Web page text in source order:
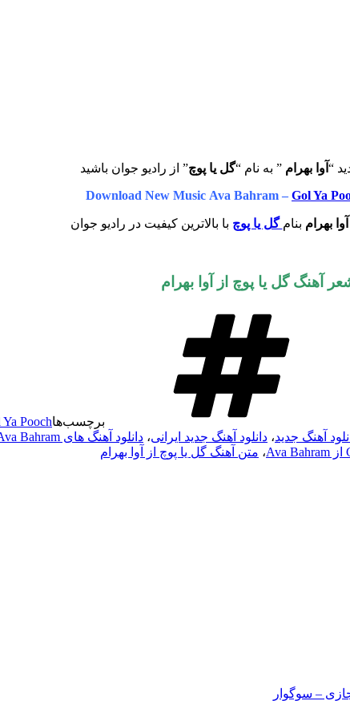
“ آوا بهرام” به نام “گل یا پوچ” از رادیو جوان باشید
Download New Music Ava Bahram – Gol Ya
آوا بهرام بنام گل یا پوچ با بالاترین کیفیت در رادیو جوان
آهنگ گل یا پوچ از آوا بهرام
برچسب‌هاPooch
آهنگ جدید، دانلود آهنگ جدید ایرانی، دانلود آهنگ های Ava Bahram
، متن آهنگ گل یا پوچ از آوا بهرام
– سوگوار